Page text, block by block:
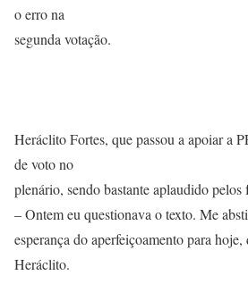
o erro na
segunda votação.
Heráclito Fortes, que passou a apoiar a
de voto no
plenário, sendo bastante aplaudido pelos
– Ontem eu questionava o texto. Me
esperança do aperfeiçoamento para
Heráclito.